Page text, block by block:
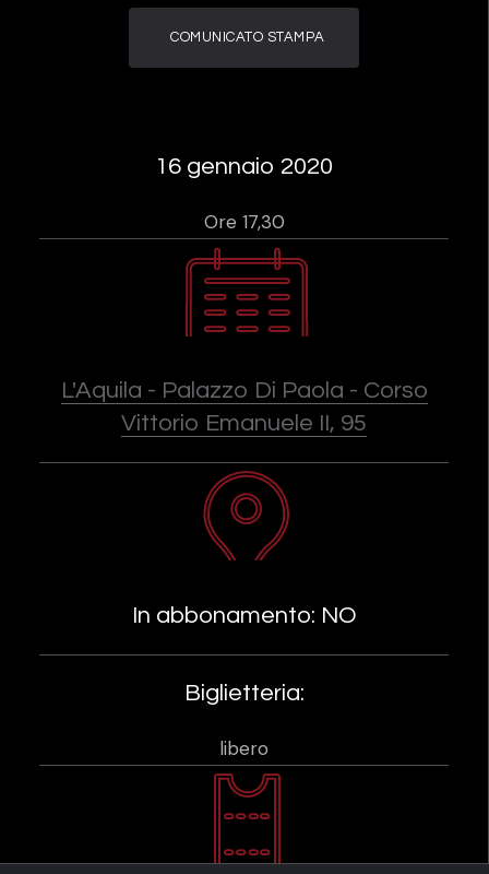
COMUNICATO STAMPA
16 gennaio 2020
Ore 17,30
L'Aquila - Palazzo Di Paola - Corso
Vittorio Emanuele II, 95
In abbonamento: NO
Biglietteria:
libero